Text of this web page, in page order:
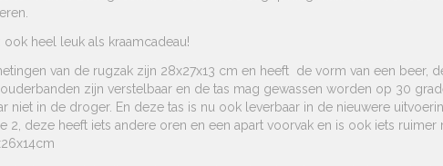
ook heel leuk als kraamcadeau!
van de rugzak zijn 28x27x13 cm en heeft de vorm van een beer,
zijn verstelbaar en de tas mag gewassen worden op 30
niet in de droger. En deze tas is nu ook leverbaar in de nieuwere
2, deze heeft iets andere oren en een apart voorvak en is ook iets ruimer